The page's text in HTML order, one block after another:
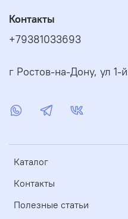
Каталог
Контакты
Полезные статьи
Контакты
+79381033693
г Ростов-на-Дону, ул